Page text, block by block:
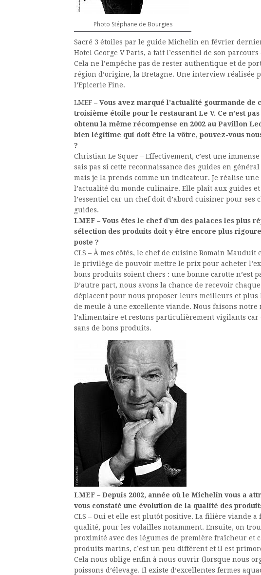
Photo Stéphane de Bourgies
Sacré 3 étoiles par le guide Michelin en février
Hotel George V Paris, a fait l’essentiel de son
Cela ne l’empêche pas de rester authentique et de
région d’origine, la Bretagne. Une interview réalisée
l’Epicerie Fine.
LMEF – Vous avez marqué l’actualité gourmande de
troisième étoile pour le restaurant Le V. Ce n’est
obtenu la même récompense en 2002 au Pavillon
bien légitime qui doit être la vôtre, pouvez-vous
?
Christian Le Squer – Effectivement, c’est une
sais pas si cette reconnaissance des guides en
mais je la prends comme un indicateur. Je réalise
l’actualité du monde culinaire. Elle plaît aux guides
l’essentiel car un chef doit d’abord cuisiner pour
guides.
LMEF – Vous êtes le chef d’un des palaces les plus
sélection des produits doit y être encore plus
poste ?
CLS – À mes côtés, le chef de cuisine Romain
le privilège de pouvoir mettre le prix pour acheter
bons produits soient chers : une bonne carotte n’est
D’autre part, nous avons la chance de recevoir
déplacent pour nous proposer leurs meilleurs et plus
de meule à une excellente viande. Nous faisons
l’alimentaire et restons particulièrement vigilants
sans de bons produits.
LMEF – Depuis 2002, année où le Michelin vous a
vous constaté une évolution de la qualité des
CLS – Oui et elle est plutôt positive. La filière viande a
qualité, pour les volailles notamment. Ensuite, on
proximité avec des légumes de première fraîcheur et
produits marins, c’est un peu différent et il est
Cela nous oblige enfin à nous ouvrir (lorsque nous
poissons d’élevage. Il existe d’excellentes fermes